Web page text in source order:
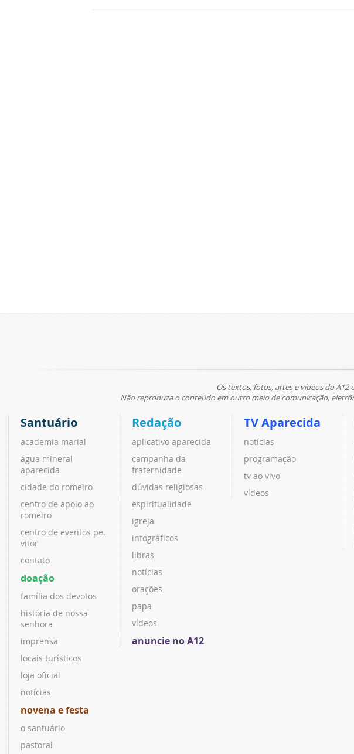
Os textos, fotos, artes e vídeos do
Não reproduza o conteúdo em outro meio de comunicação,
Santuário
academia marial
água mineral
aparecida
cidade do romeiro
centro de apoio ao
romeiro
centro de eventos pe.
vitor
contato
doação
família dos devotos
história de nossa
senhora
imprensa
locais turísticos
loja oficial
notícias
novena e festa
o santuário
pastoral
Redação
aplicativo aparecida
campanha da
fraternidade
dúvidas religiosas
espiritualidade
igreja
infográficos
libras
notícias
orações
papa
vídeos
anuncie no A12
TV Aparecida
notícias
programação
tv ao vivo
vídeos